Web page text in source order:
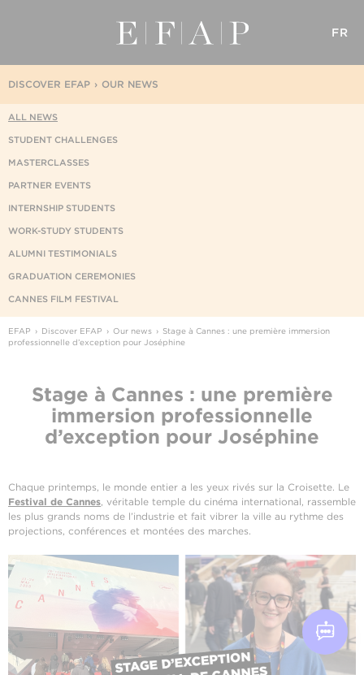
FR
OUR NEWS
DISCOVER EFAP
ALL NEWS
STUDENT CHALLENGES
MASTERCLASSES
PARTNER EVENTS
INTERNSHIP STUDENTS
WORK-STUDY STUDENTS
ALUMNI TESTIMONIALS
GRADUATION CEREMONIES
CANNES FILM FESTIVAL
EFAP Discover EFAP Our news
Stage à Cannes : une première immersion
professionnelle d’exception pour Joséphine
Stage à Cannes : une première
immersion professionnelle
d’exception pour Joséphine
Chaque printemps, le monde entier a les yeux rivés sur la Croisette. Le
Festival de Cannes, véritable temple du cinéma international, rassemble
les plus grands noms de l’industrie et fait vibrer la ville au rythme des
projections, conférences et montées des marches.